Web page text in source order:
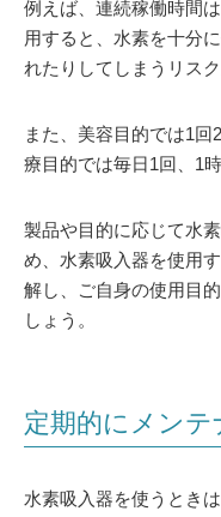
例えば、連続稼働時間
用すると、水素を十分
れたりしてしまうリスク
また、美容目的では1
療目的では毎日1回、1
製品や目的に応じて水
め、水素吸入器を使用
解し、ご自身の使用目
しょう。
定期的にメンテ
水素吸入器を使うとき